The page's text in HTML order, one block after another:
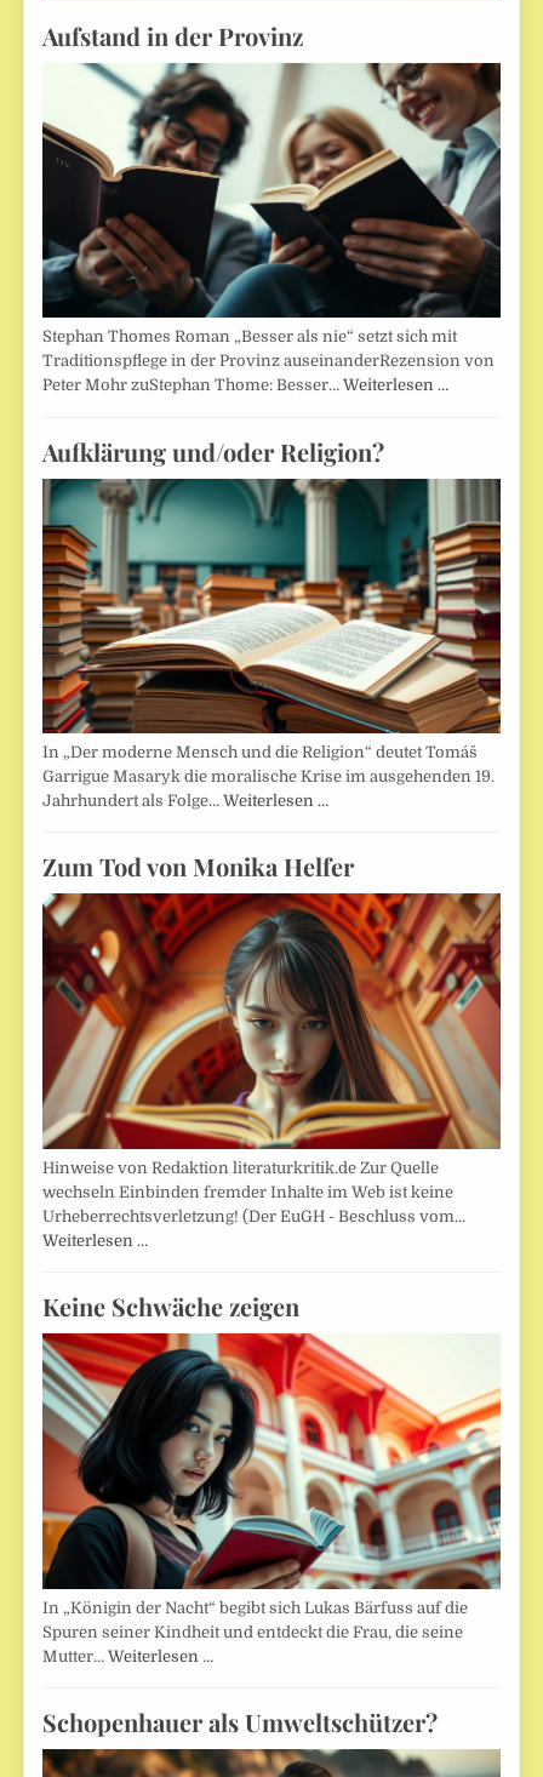
Aufstand in der Provinz
Stephan Thomes Roman „Besser als nie“ setzt sich mit
Traditionspflege in der Provinz auseinanderRezension von
Peter Mohr zuStephan Thome: Besser…Weiterlesen …
Aufklärung und/oder Religion?
In „Der moderne Mensch und die Religion“ deutet Tomáš
Garrigue Masaryk die moralische Krise im ausgehenden 19.
Jahrhundert als Folge…Weiterlesen …
Zum Tod von Monika Helfer
Hinweise von Redaktion literaturkritik.de Zur Quelle
wechseln Einbinden fremder Inhalte im Web ist keine
Urheberrechtsverletzung! (Der EuGH - Beschluss vom…
Weiterlesen …
Keine Schwäche zeigen
In „Königin der Nacht“ begibt sich Lukas Bärfuss auf die
Spuren seiner Kindheit und entdeckt die Frau, die seine
Mutter…Weiterlesen …
Schopenhauer als Umweltschützer?